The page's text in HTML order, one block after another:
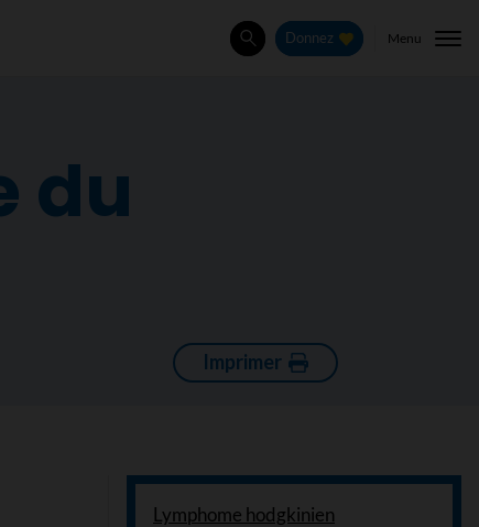
Rechercher
Donnez Menu
du
Imprimer
Lymphome hodgkinien